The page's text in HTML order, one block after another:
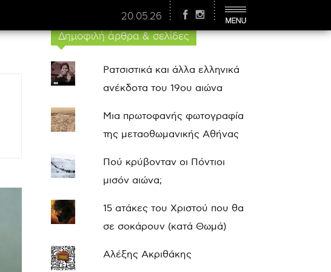
20.05.26
Δημοφιλή άρθρα & σελίδες
Ρατσιστικά και άλλα ελληνικά
ανέκδοτα του 19ου αιώνα
Μια πρωτοφανής φωτογραφία
της μεταοθωμανικής Αθήνας
Πού κρύβονταν οι Πόντιοι
μισόν αιώνα;
15 ατάκες του Χριστού που θα
σε σοκάρουν (κατά Θωμά)
Αλέξης Ακριθάκης